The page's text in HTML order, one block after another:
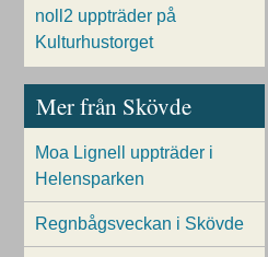
noll2 uppträder på
Kulturhustorget
Mer från Skövde
Moa Lignell uppträder i
Helensparken
Regnbågsveckan i Skövde